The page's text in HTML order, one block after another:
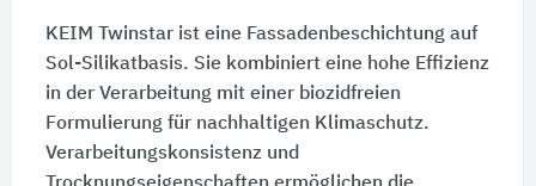
KEIM Twinstar ist eine Fassadenbeschichtung auf
Sol-Silikatbasis. Sie kombiniert eine hohe Effizienz
in der Verarbeitung mit einer biozidfreien
Formulierung für nachhaltigen Klimaschutz.
Verarbeitungskonsistenz und